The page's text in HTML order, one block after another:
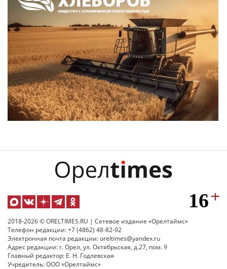
2018-2026 © ORELTIMES.RU | Сетевое издание «Орелтаймс»
Телефон редакции: +7 (4862) 48-82-92
Электронная почта редакции: oreltimes@yandex.ru
Адрес редакции: г. Орел, ул. Октябрьская, д.27, пом. 9
Главный редактор: Е. Н. Годлевская
Учредитель: ООО «Орелтаймс»